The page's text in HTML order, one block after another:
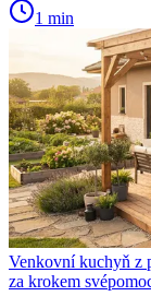
1 min
Venkovní kuchyň z
za krokem